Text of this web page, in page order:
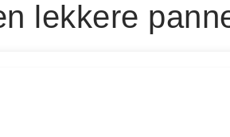
lekkere